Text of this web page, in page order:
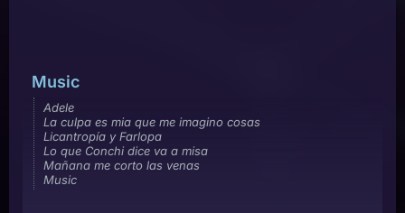
Music
Adele
La culpa es mia que me imagino cosas
Licantropía y Farlopa
Lo que Conchi dice va a misa
Mañana me corto las venas
Music